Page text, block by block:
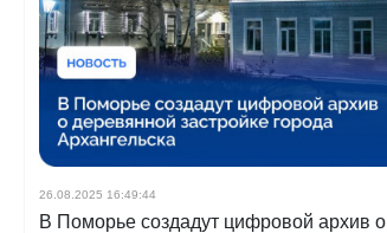
26.08.2025 16:49:44
В Поморье создадут цифровой архив о